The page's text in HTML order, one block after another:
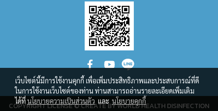
COPYRIGHT LICENSE © CREATE BY WORLD HEALTH DISINFECTION
เว็บไซต์นี้มีการใช้งานคุกกี้ เพื่อเพิ่มประสิทธิภาพและประสบการณ์ที่ดี
ในการใช้งานเว็บไซต์ของท่าน ท่านสามารถอ่านรายละเอียดเพิ่มเติม
ได้ที่นโยบายความเป็นส่วนตัว และ นโยบายคุกกี้